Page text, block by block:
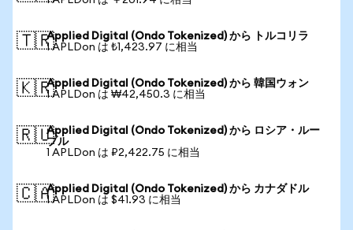
🇹🇷Applied Digital (Ondo Tokenized) から トルコリラ
1 APLDon は ₺1,423.97 に相当
🇰🇷Applied Digital (Ondo Tokenized) から 韓国ウォン
1 APLDon は ₩42,450.3 に相当
🇷🇺Applied Digital (Ondo Tokenized) から ロシア・ルー
ブル
1 APLDon は ₽2,422.75 に相当
🇨🇦Applied Digital (Ondo Tokenized) から カナダドル
1 APLDon は $41.93 に相当